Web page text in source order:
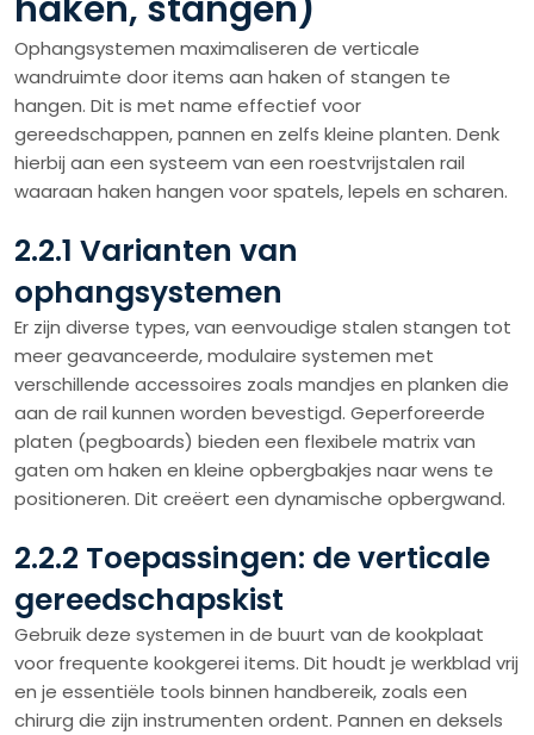
Ophangsystemen maximaliseren de verticale
wandruimte door items aan haken of stangen te
hangen. Dit is met name effectief voor
gereedschappen, pannen en zelfs kleine planten. Denk
hierbij aan een systeem van een roestvrijstalen rail
waaraan haken hangen voor spatels, lepels en scharen.
2.2.1 Varianten van
ophangsystemen
Er zijn diverse types, van eenvoudige stalen stangen tot
meer geavanceerde, modulaire systemen met
verschillende accessoires zoals mandjes en planken die
aan de rail kunnen worden bevestigd. Geperforeerde
platen (pegboards) bieden een flexibele matrix van
gaten om haken en kleine opbergbakjes naar wens te
positioneren. Dit creëert een dynamische opbergwand.
2.2.2 Toepassingen: de verticale
gereedschapskist
Gebruik deze systemen in de buurt van de kookplaat
voor frequente kookgerei items. Dit houdt je werkblad vrij
en je essentiële tools binnen handbereik, zoals een
chirurg die zijn instrumenten ordent. Pannen en deksels